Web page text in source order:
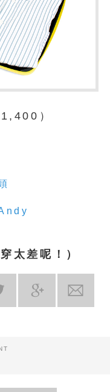
）
太差呢！）